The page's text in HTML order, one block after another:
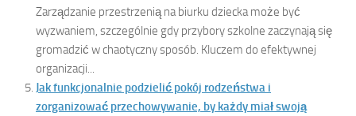
Zarządzanie przestrzenią na biurku dziecka może być
wyzwaniem, szczególnie gdy przybory szkolne zaczynają się
gromadzić w chaotyczny sposób. Kluczem do efektywnej
organizacji...
Jak funkcjonalnie podzielić pokój rodzeństwa i
zorganizować przechowywanie, by każdy miał swoją